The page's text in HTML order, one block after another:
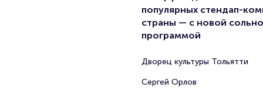
популярных стендап-
страны — с новой
программой
Дворец культуры Тольятти
Сергей Орлов